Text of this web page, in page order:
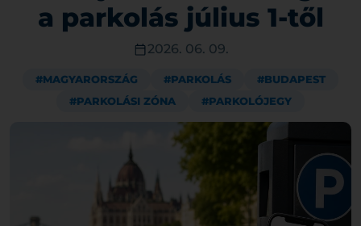
a parkolás július 1-től
2026. 06. 09.
#MAGYARORSZÁG #PARKOLÁS
#BUDAPEST
#PARKOLÁSI ZÓNA
#PARKOLÓJEGY